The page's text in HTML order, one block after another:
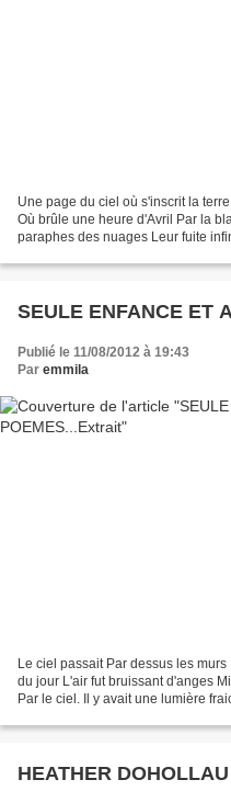
Une page du ciel où s'inscrit la
Où brûle une heure d'Avril Par la
paraphes des nuages Leur fuite
SEULE ENFANCE ET
Publié le 11/08/2012 à 19:43
Par emmila
Le ciel passait Par dessus les
du jour L'air fut bruissant d'anges
Par le ciel. Il y avait une lumière
HEATHER DOHOLLAU